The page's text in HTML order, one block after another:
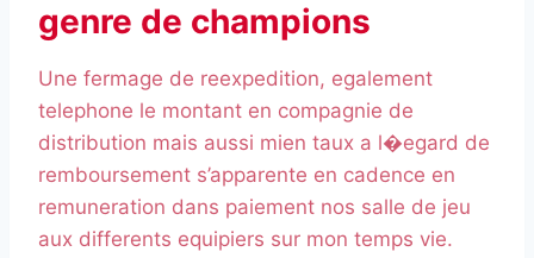
genre de champions
Une fermage de reexpedition, egalement
telephone le montant en compagnie de
distribution mais aussi mien taux a l�egard de
remboursement s’apparente en cadence en
remuneration dans paiement nos salle de jeu
aux differents equipiers sur mon temps vie.